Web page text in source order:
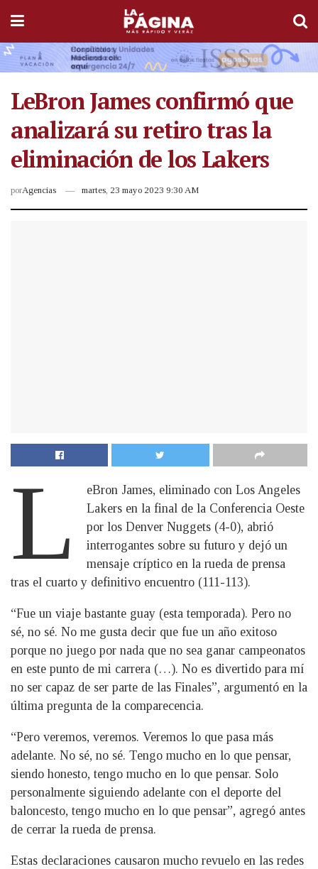
LeBron James confirmó que
analizará su retiro tras la
eliminación de los Lakers
porAgencias martes, 23 mayo 2023 9:30 AM
L
eBron James, eliminado con Los Angeles
Lakers en la final de la Conferencia Oeste
por los Denver Nuggets (4-0), abrió
interrogantes sobre su futuro y dejó un
mensaje críptico en la rueda de prensa
tras el cuarto y definitivo encuentro (111-113).
“Fue un viaje bastante guay (esta temporada). Pero no
sé, no sé. No me gusta decir que fue un año exitoso
porque no juego por nada que no sea ganar campeonatos
en este punto de mi carrera (…). No es divertido para mí
no ser capaz de ser parte de las Finales”, argumentó en la
última pregunta de la comparecencia.
“Pero veremos, veremos. Veremos lo que pasa más
adelante. No sé, no sé. Tengo mucho en lo que pensar,
siendo honesto, tengo mucho en lo que pensar. Solo
personalmente siguiendo adelante con el deporte del
baloncesto, tengo mucho en lo que pensar”, agregó antes
de cerrar la rueda de prensa.
Estas declaraciones causaron mucho revuelo en las redes